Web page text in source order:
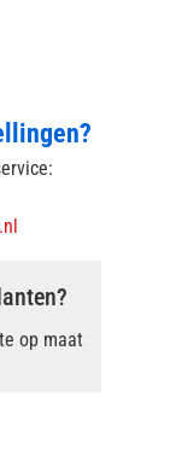
op maat